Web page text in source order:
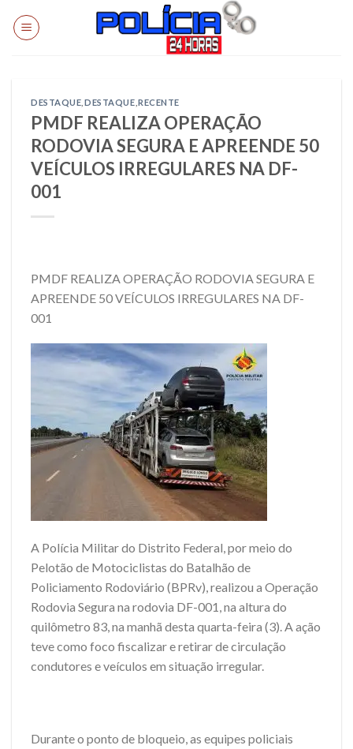
DESTAQUE ,DESTAQUE ,RECENTE
PMDF REALIZA OPERAÇÃO
RODOVIA SEGURA E APREENDE 50
VEÍCULOS IRREGULARES NA DF-
001
PMDF REALIZA OPERAÇÃO RODOVIA SEGURA E
APREENDE 50 VEÍCULOS IRREGULARES NA DF-
001
A Polícia Militar do Distrito Federal, por meio do
Pelotão de Motociclistas do Batalhão de
Policiamento Rodoviário (BPRv), realizou a Operação
Rodovia Segura na rodovia DF-001, na altura do
quilômetro 83, na manhã desta quarta-feira (3). A ação
teve como foco fiscalizar e retirar de circulação
condutores e veículos em situação irregular.
Durante o ponto de bloqueio, as equipes policiais